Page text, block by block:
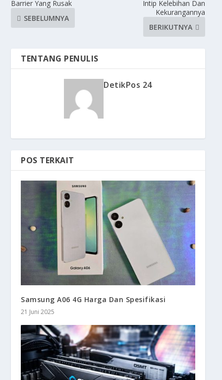
Barrier Yang Rusak
SEBELUMNYA
Intip Kelebihan Dan
Kekurangannya
BERIKUTNYA
TENTANG PENULIS
DetikPos 24
POS TERKAIT
Samsung A06 4G Harga Dan Spesifikasi
21 Juni 2025